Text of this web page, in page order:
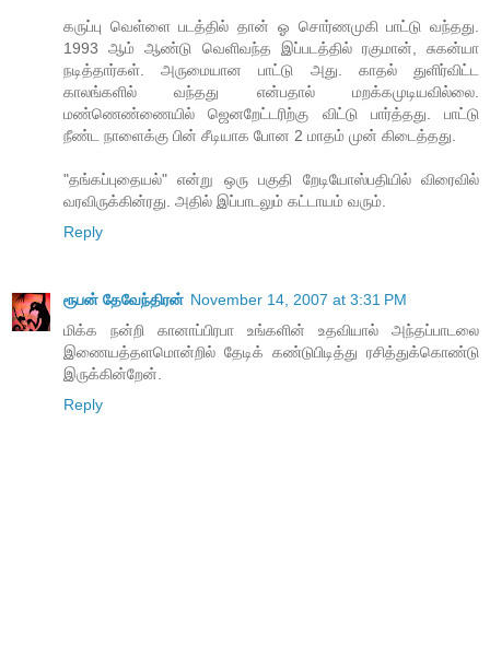
கருப்பு வெள்ளை படத்தில் தான் ஓ சொர்ணமுகி பாட்டு வந்தது.
1993 ஆம் ஆண்டு வெளிவந்த இப்படத்தில் ரகுமான், சுகன்யா
நடித்தார்கள். அருமையான பாட்டு அது. காதல் துளிர்விட்ட
காலங்களில் வந்தது என்பதால் மறக்கமுடியவில்லை.
மண்ணெண்ணையில் ஜெனறேட்டரிற்கு விட்டு பார்த்தது. பாட்டு
நீண்ட நாளைக்கு பின் சீடியாக போன 2 மாதம் முன் கிடைத்தது.
"தங்கப்புதையல்" என்று ஒரு பகுதி றேடியோஸ்பதியில் விரைவில்
வரவிருக்கின்ரது. அதில் இப்பாடலும் கட்டாயம் வரும்.
Reply
ரூபன் தேவேந்திரன் November 14, 2007 at 3:31 PM
மிக்க நன்றி கானாப்பிரபா உங்களின் உதவியால் அந்தப்பாடலை
இணையத்தளமொன்றில் தேடிக் கண்டுபிடித்து ரசித்துக்கொண்டு
இருக்கின்றேன்.
Reply